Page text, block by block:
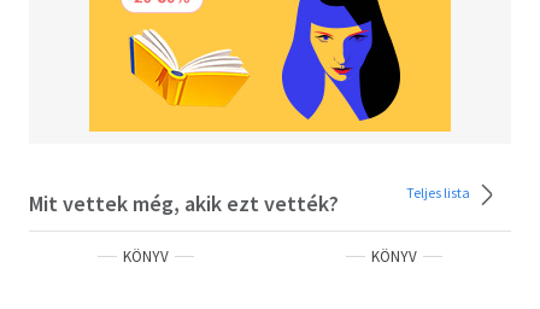
Mit vettek még, akik ezt vették? Teljes lista
KÖNYV KÖNYV